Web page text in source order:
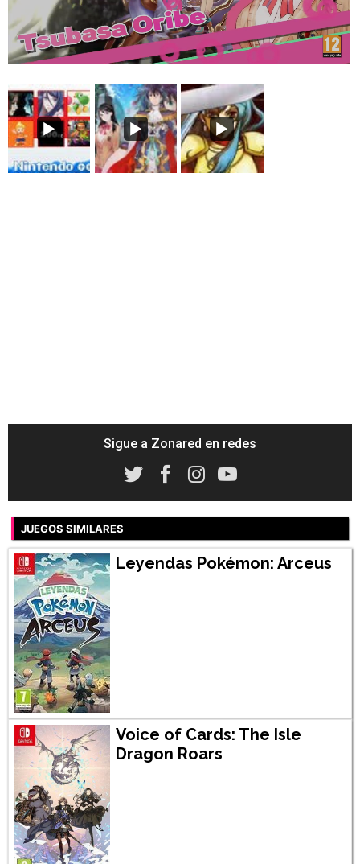
Unmute /
Loaded:
12.39%
Sigue a Zonared en redes
JUEGOS SIMILARES
Leyendas Pokémon: Arceus
Voice of Cards: The Isle
Dragon Roars